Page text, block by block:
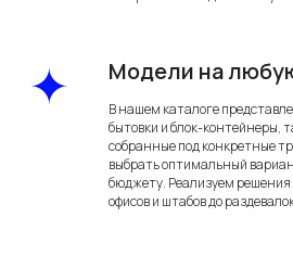
Модели на
В нашем каталоге
бытовки и блок-контейнеры,
собранные под конкретные
выбрать оптимальный
бюджету. Реализуем
офисов и штабов до
Часто задаваемыевопросы